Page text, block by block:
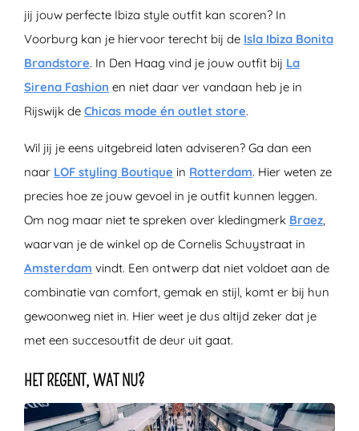
jij jouw perfecte Ibiza style outfit kan scoren? In
Voorburg kan je hiervoor terecht bij de Isla Ibiza Bonita
Brandstore. In Den Haag vind je jouw outfit bij La
Sirena Fashion en niet daar ver vandaan heb je in
Rijswijk de Chicas mode én outlet store.
Wil jij je eens uitgebreid laten adviseren? Ga dan een
naar LOF styling Boutique in Rotterdam. Hier weten ze
precies hoe ze jouw gevoel in je outfit kunnen leggen.
Om nog maar niet te spreken over kledingmerk Braez,
waarvan je de winkel op de Cornelis Schuystraat in
Amsterdam vindt. Een ontwerp dat niet voldoet aan de
combinatie van comfort, gemak en stijl, komt er bij hun
gewoonweg niet in. Hier weet je dus altijd zeker dat je
met een succesoutfit de deur uit gaat.
HET REGENT, WAT NU?